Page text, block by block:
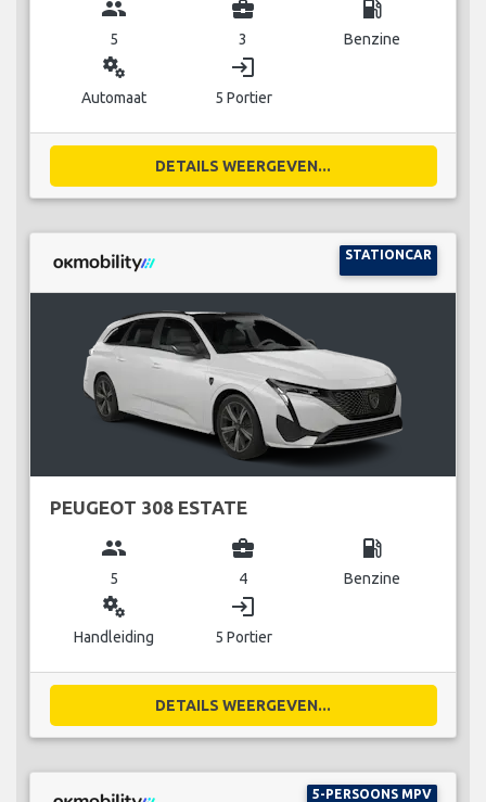
group
5
business_center
3
local_gas_station
Benzine
miscellaneous_services
Automaat
login
5 Portier
DETAILS WEERGEVEN...
STATIONCAR
PEUGEOT 308 ESTATE
group
5
business_center
4
local_gas_station
Benzine
miscellaneous_services
Handleiding
login
5 Portier
DETAILS WEERGEVEN...
5-PERSOONS MPV